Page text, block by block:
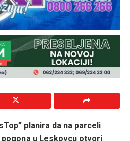
planira da na parceli
pogona u Leskovcu otvori